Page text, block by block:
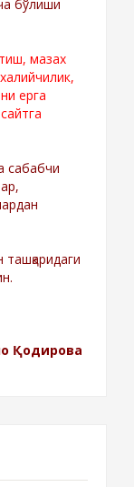
бўлиши
мазах
ерга
сабабчи
Қодирова